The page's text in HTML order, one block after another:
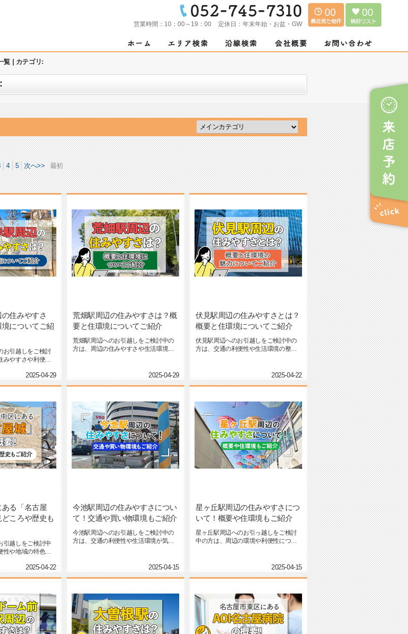
営業時間： 10：00～19：00 定休日： 年末年始・お盆・GW
00 00
覧 | カテゴリ:
4 5 次へ>> 最初
住みやすさ
についてご紹
お引越しをご検討
みやすさや利便性
2025-04-29
荒畑駅周辺の住みやすさは？概
要と住環境についてご紹介
荒畑駅周辺へのお引越しをご検討中の
方は、周辺の住みやすさや生活環境に
2025-04-29
伏見駅周辺の住みやすさとは？
概要と住環境についてご紹介
伏見駅周辺へのお引越しをご検討中の
方は、交通の利便性や生活環境の整い
2025-04-22
る「名古屋
ころや歴史も
引越しをご検討中
性や地域の特色に
2025-04-22
今池駅周辺の住みやすさについ
て！交通や買い物環境もご紹介
今池駅周辺へのお引越しをご検討中の
方は、交通の利便性や生活環境が気に
2025-04-15
星ヶ丘駅周辺の住みやすさにつ
いて！概要や住環境もご紹介
星ヶ丘駅周辺へのお引っ越しをご検討
中の方は、周辺の環境や利便性につい
2025-04-15